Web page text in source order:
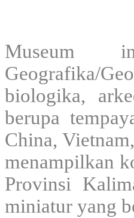
Museum
Geografika/
biologika,
berupa
China,
menampilkan
Provinsi
miniatur yang